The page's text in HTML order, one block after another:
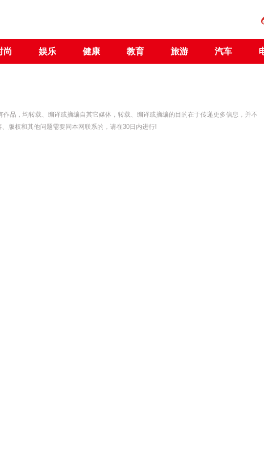
尚 娱乐 健康 教育 旅游 汽车
品，均转载、编译或摘编自其它媒体，转载、编译或摘编的目的在于传递更多信息，并不
版权和其他问题需要同本网联系的，请在30日内进行!